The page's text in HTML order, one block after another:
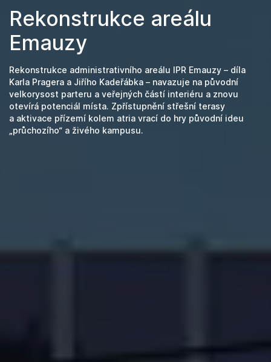
Rekonstrukce areálu
Emauzy
Rekonstrukce administrativního areálu IPR Emauzy – díla
Karla Pragera a Jiřího Kadeřábka – navazuje na původní
velkorysost parteru a veřejných částí interiéru a znovu
otevírá potenciál místa. Zpřístupnění střešní terasy
a aktivace přízemí kolem atria vrací do hry původní ideu
„průchozího“ a živého kampusu.